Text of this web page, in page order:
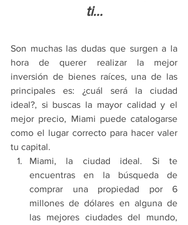
ti…
Son muchas las dudas que surgen a la
hora de querer realizar la mejor
inversión de bienes raíces, una de las
principales es: ¿cuál será la ciudad
ideal?, si buscas la mayor calidad y el
mejor precio, Miami puede catalogarse
como el lugar correcto para hacer valer
tu capital.
Miami, la ciudad ideal. Si te
encuentras en la búsqueda de
comprar una propiedad por 6
millones de dólares en alguna de
las mejores ciudades del mundo,